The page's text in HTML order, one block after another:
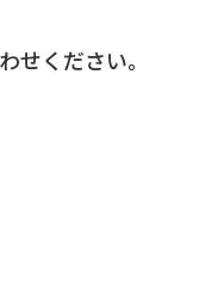
せください。